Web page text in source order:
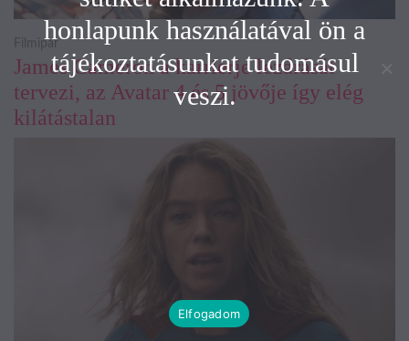
James Cameron a karrierje lezárását
tervezi, az Avatar 4 és 5 jövője így elég
kilátástalan
Filmiparhonlapunk használatával ön a
tájékoztatásunkat tudomásul
veszi.
Elfogadom